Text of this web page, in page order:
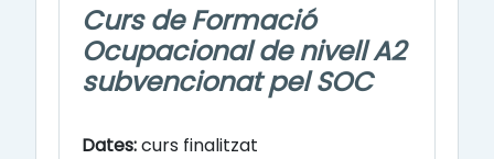
Curs de Formació
Ocupacional de nivell A2
subvencionat pel SOC
Dates:curs finalitzat